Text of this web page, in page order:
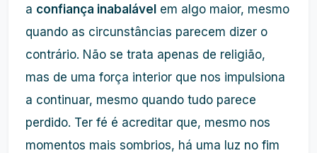
a confiança inabalável em algo maior, mesmo
quando as circunstâncias parecem dizer o
contrário. Não se trata apenas de religião,
mas de uma força interior que nos impulsiona
a continuar, mesmo quando tudo parece
perdido. Ter fé é acreditar que, mesmo nos
momentos mais sombrios, há uma luz no fim